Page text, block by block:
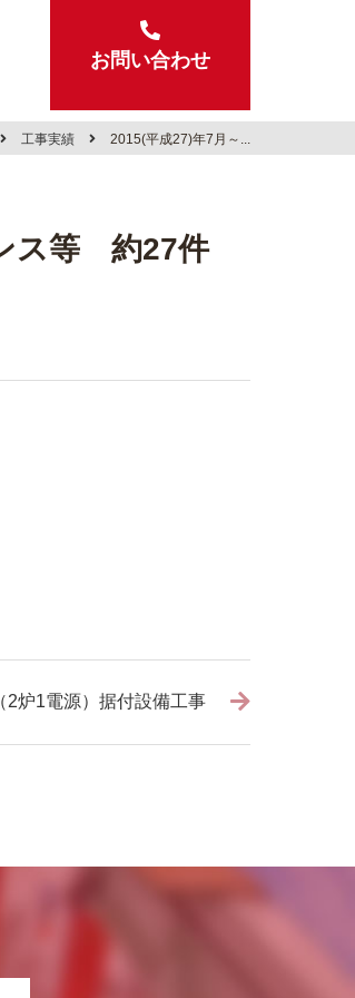
お問い合わせ
工事実績 2015(平成27)年7月～...
ス等 約27件
2炉1電源）据付設備工事